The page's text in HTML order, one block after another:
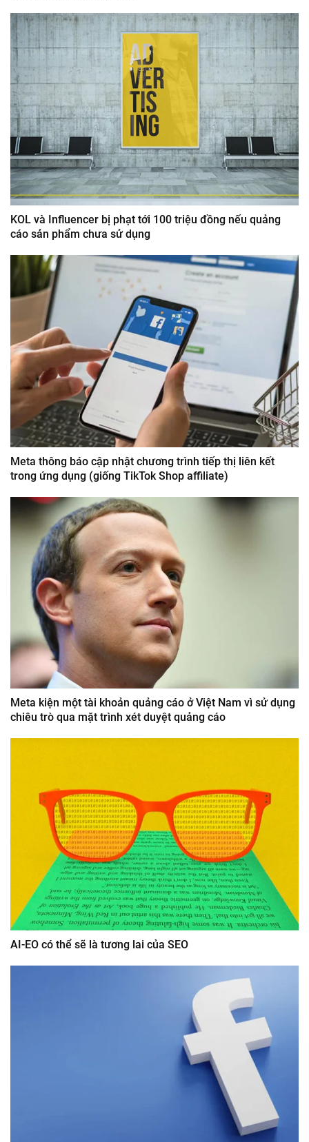
KOL và Influencer bị phạt tới 100 triệu đồng nếu quảng
cáo sản phẩm chưa sử dụng
Meta thông báo cập nhật chương trình tiếp thị liên kết
trong ứng dụng (giống TikTok Shop affiliate)
Meta kiện một tài khoản quảng cáo ở Việt Nam vì sử dụng
chiêu trò qua mặt trình xét duyệt quảng cáo
AI-EO có thể sẽ là tương lai của SEO